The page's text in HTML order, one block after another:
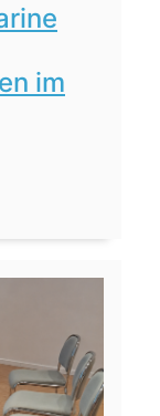
im